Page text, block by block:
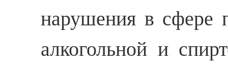
нарушения в сфере
алкогольной и